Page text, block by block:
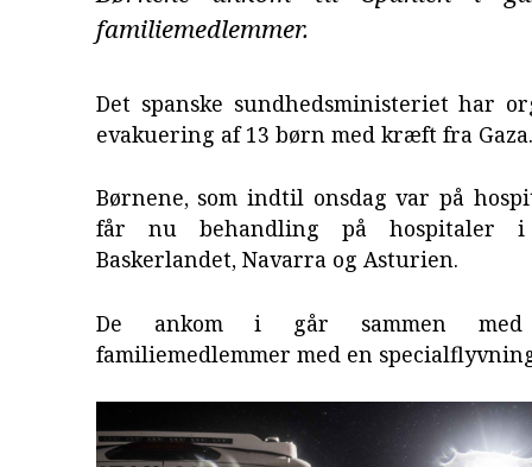
familiemedlemmer.
Det spanske sundhedsministeriet har
evakuering af 13 børn med kræft fra
Børnene, som indtil onsdag var på
får nu behandling på hospitaler i
Baskerlandet, Navarra og Asturien.
De ankom i går sammen
familiemedlemmer med en